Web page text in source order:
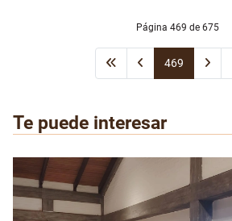
Página 469 de 675
469
Te puede interesar